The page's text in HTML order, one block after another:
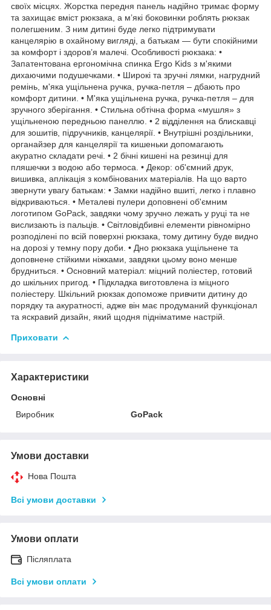
своїх місцях. Жорстка передня панель надійно тримає форму
та захищає вміст рюкзака, а м’які боковинки роблять рюкзак
полегшеним. З ним дитині буде легко підтримувати
канцелярію в охайному вигляді, а батькам — бути спокійними
за комфорт і здоров’я малечі. Особливості рюкзака: •
Запатентована ергономічна спинка Ergo Kids з м'якими
дихаючими подушечками. • Широкі та зручні лямки, нагрудний
ремінь, м'яка ущільнена ручка, ручка-петля – дбають про
комфорт дитини. • М'яка ущільнена ручка, ручка-петля – для
зручного зберігання. • Стильна обтічна форма «мушля» з
ущільненою передньою панеллю. • 2 відділення на блискавці
для зошитів, підручників, канцелярії. • Внутрішні роздільники,
органайзер для канцелярії та кишеньки допомагають
акуратно складати речі. • 2 бічні кишені на резинці для
пляшечки з водою або термоса. • Декор: об'ємний друк,
вишивка, аплікація з комбінованих матеріалів. На що варто
звернути увагу батькам: • Замки надійно вшиті, легко і плавно
відкриваються. • Металеві пулери доповнені об'ємним
логотипом GoPack, завдяки чому зручно лежать у руці та не
вислизають із пальців. • Світловідбивні елементи рівномірно
розподілені по всій поверхні рюкзака, тому дитину буде видно
на дорозі у темну пору доби. • Дно рюкзака ущільнене та
доповнене стійкими ніжками, завдяки цьому воно менше
брудниться. • Основний матеріал: міцний поліестер, готовий
до шкільних пригод. • Підкладка виготовлена із міцного
поліестеру. Шкільний рюкзак допоможе привчити дитину до
порядку та акуратності, адже він має продуманий функціонал
та яскравий дизайн, який щодня підніматиме настрій.
Приховати
Характеристики
Основні
Виробник
GoPack
Умови доставки
Нова Пошта
Всі умови доставки
Умови оплати
Післяплата
Всі умови оплати